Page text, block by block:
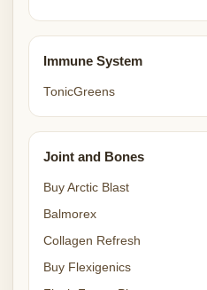
Immune System
TonicGreens
Joint and Bones
Buy Arctic Blast
Balmorex
Collagen Refresh
Buy Flexigenics